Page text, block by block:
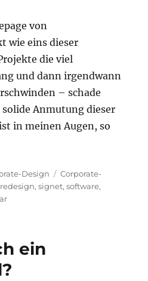
von
wie eins dieser
die viel
und dann irgendwann
– schade
Anmutung dieser
in meinen Augen, so
Design Schlagwörter
Corporate-
redesign,signet,software,
zu
ein